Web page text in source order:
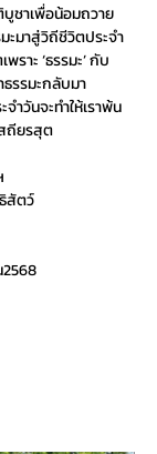
ชาเพื่อน้อมถวาย
ะมาสู่วิถีชีวิตประจำ
ราะ ‘ธรรมะ’ กับ
ธรรมะกลับมา
วันจะทำให้เราพ้น
ถียรสุต
สัตว์